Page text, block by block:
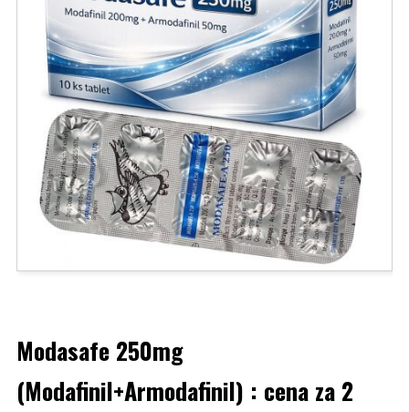
Modasafe 250mg
(Modafinil+Armodafinil) : cena za 2